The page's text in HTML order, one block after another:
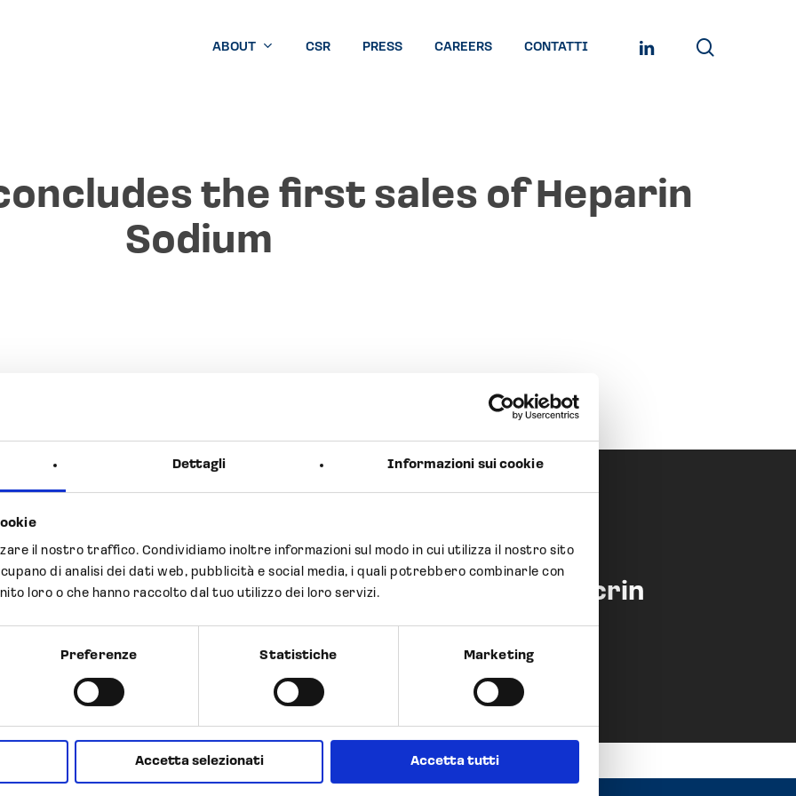
Dettagli Informazioni sui cookie
il nostro traffico. Condividiamo inoltre informazioni sul modo in cui utilizza il nostro sito
di analisi dei dati web, pubblicità e social media, i quali potrebbero combinarle con
loro o che hanno raccolto dal tuo utilizzo dei loro servizi.
Preferenze Statistiche Marketing
Accetta selezionati Accetta tutti
ABOUT CSR PRESS CAREERS CONTATTI LINKEDIN
the first sales of Heparin
Sodium
a new
Next Post
Establishment of Opocrin
S.p.A.